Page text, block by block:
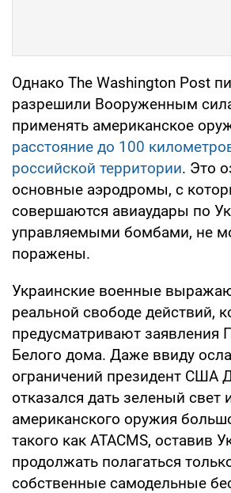
Однако The Washington Post
разрешили Вооруженным
применять американское
расстояние до 100
российской территории. Это
основные аэродромы, с
совершаются авиаудары по
управляемыми бомбами, не
поражены.
Украинские военные
реальной свободе действий,
предусматривают заявления
Белого дома. Даже ввиду
ограничений президент США
отказался дать зеленый свет
американского оружия
такого как ATACMS, оставив
продолжать полагаться
собственные самодельные